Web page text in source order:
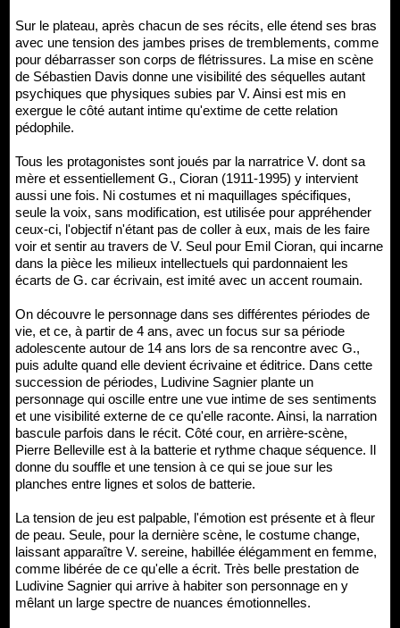
Sur le plateau, après chacun de ses récits, elle étend ses bras
avec une tension des jambes prises de tremblements, comme
pour débarrasser son corps de flétrissures. La mise en scène
de Sébastien Davis donne une visibilité des séquelles autant
psychiques que physiques subies par V. Ainsi est mis en
exergue le côté autant intime qu'extime de cette relation
pédophile.
Tous les protagonistes sont joués par la narratrice V. dont sa
mère et essentiellement G., Cioran (1911-1995) y intervient
aussi une fois. Ni costumes et ni maquillages spécifiques,
seule la voix, sans modification, est utilisée pour appréhender
ceux-ci, l'objectif n'étant pas de coller à eux, mais de les faire
voir et sentir au travers de V. Seul pour Emil Cioran, qui incarne
dans la pièce les milieux intellectuels qui pardonnaient les
écarts de G. car écrivain, est imité avec un accent roumain.
On découvre le personnage dans ses différentes périodes de
vie, et ce, à partir de 4 ans, avec un focus sur sa période
adolescente autour de 14 ans lors de sa rencontre avec G.,
puis adulte quand elle devient écrivaine et éditrice. Dans cette
succession de périodes, Ludivine Sagnier plante un
personnage qui oscille entre une vue intime de ses sentiments
et une visibilité externe de ce qu'elle raconte. Ainsi, la narration
bascule parfois dans le récit. Côté cour, en arrière-scène,
Pierre Belleville est à la batterie et rythme chaque séquence. Il
donne du souffle et une tension à ce qui se joue sur les
planches entre lignes et solos de batterie.
La tension de jeu est palpable, l'émotion est présente et à fleur
de peau. Seule, pour la dernière scène, le costume change,
laissant apparaître V. sereine, habillée élégamment en femme,
comme libérée de ce qu'elle a écrit. Très belle prestation de
Ludivine Sagnier qui arrive à habiter son personnage en y
mêlant un large spectre de nuances émotionnelles.